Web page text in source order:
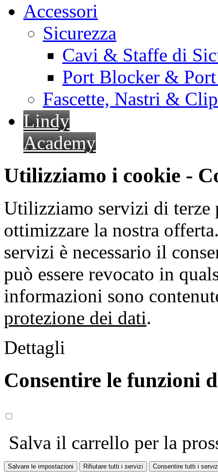
Accessori
Sicurezza
Cavi & Staffe di
Port Blocker &
Fascette, Nastri &
Lindy
Academy
Utilizziamo i cookie -
Utilizziamo servizi di terze
ottimizzare la nostra
servizi è necessario il
può essere revocato in
informazioni sono
protezione dei dati.
Dettagli
Consentire le funzioni
Salva il carrello per la
Salvare le impostazioni Rifiutare tutti i servizi Consentire tutti i